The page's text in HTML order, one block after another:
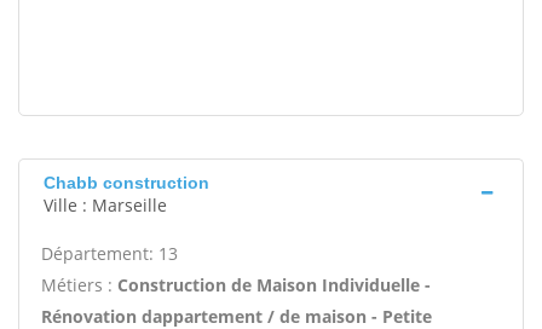
Chabb construction
Ville : Marseille
Département: 13
Métiers : Construction de Maison Individuelle -
Rénovation dappartement / de maison - Petite